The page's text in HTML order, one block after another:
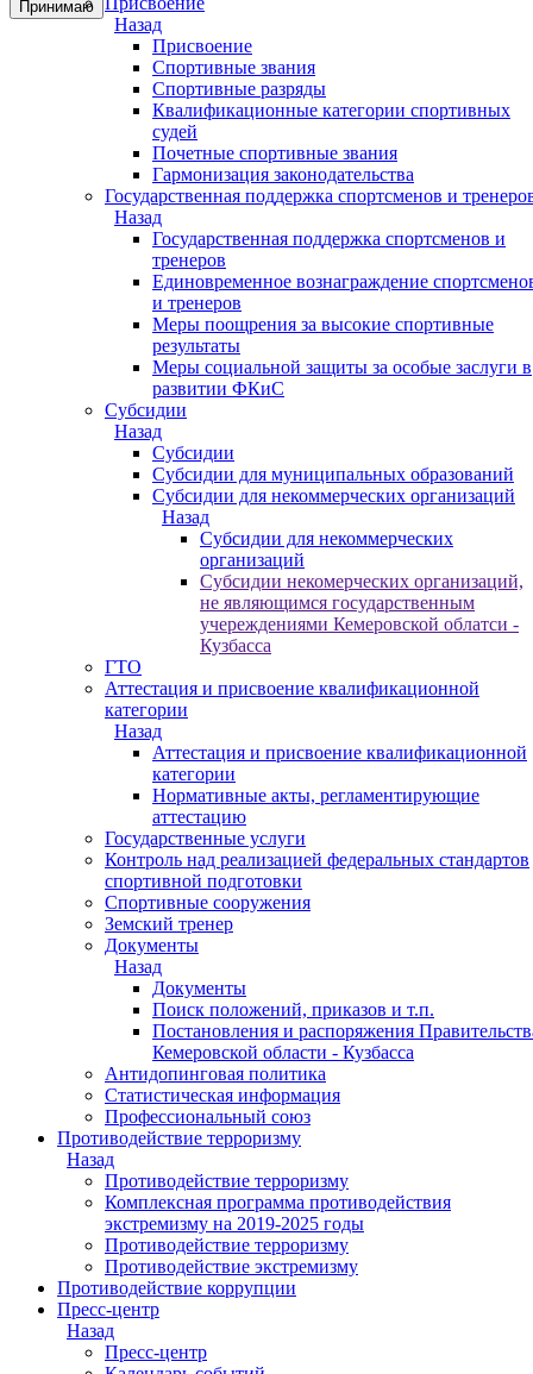
Назад
Присвоение
Спортивные звания
Спортивные разряды
Квалификационные категории спортивных
судей
Почетные спортивные звания
Гармонизация законодательства
Государственная поддержка спортсменов и
Назад
Государственная поддержка спортсменов и
тренеров
Единовременное вознаграждение
и тренеров
Меры поощрения за высокие спортивные
результаты
Меры социальной защиты за особые заслуги в
развитии ФКиС
Субсидии
Назад
Субсидии
Субсидии для муниципальных образований
Субсидии для некоммерческих организаций
Назад
Субсидии для некоммерческих
организаций
Субсидии некомерческих организаций,
не являющимся государственным
учереждениями Кемеровской облатси -
Кузбасса
ГТО
Аттестация и присвоение квалификационной
категории
Назад
Аттестация и присвоение квалификационной
категории
Нормативные акты, регламентирующие
аттестацию
Государственные услуги
Контроль над реализацией федеральных стандартов
спортивной подготовки
Спортивные сооружения
Земский тренер
Документы
Назад
Документы
Поиск положений, приказов и т.п.
Постановления и распоряжения
Кемеровской области - Кузбасса
Антидопинговая политика
Статистическая информация
Профессиональный союз
Противодействие терроризму
Назад
Противодействие терроризму
Комплексная программа противодействия
экстремизму на 2019-2025 годы
Противодействие терроризму
Противодействие экстремизму
Противодействие коррупции
Пресс-центр
Назад
Пресс-центр
Принимаю